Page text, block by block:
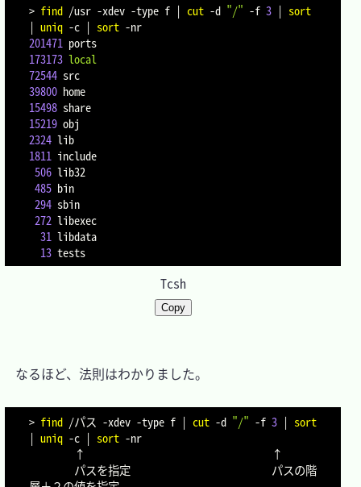
> find /usr -xdev -type f | cut -d "/" -f 3 | sort
| uniq -c | sort -nr
201471
173173 local
72544
39800
15498
15219
2324
1811 include
506 lib32
485 bin
294 sbin
272 libexec
31 libdata
13
Tcsh
Copy
なるほど、法則はわかりました。
> find /パス -xdev -type f | cut -d "/" -f 3 | sort
| uniq -c | sort -nr